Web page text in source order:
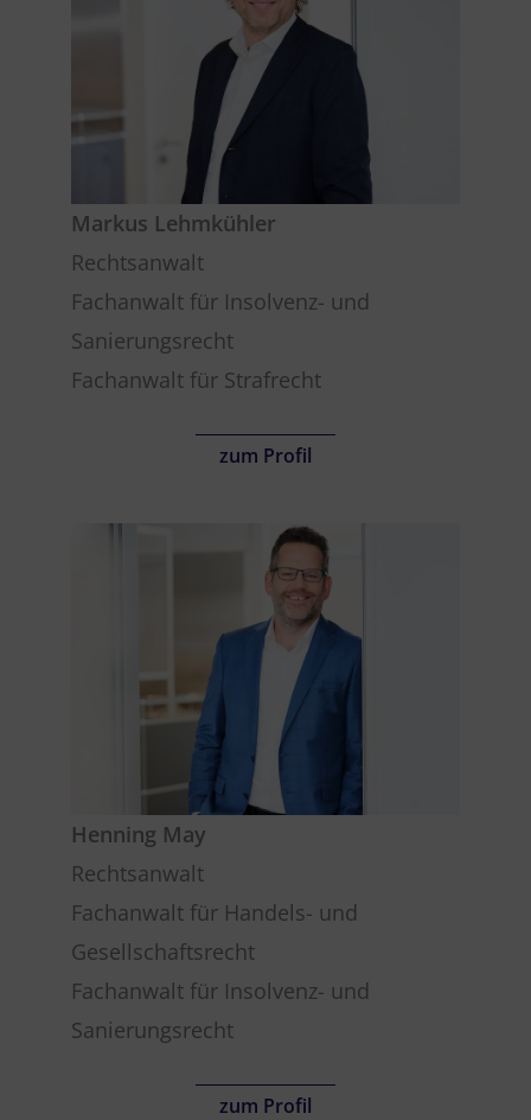
Markus Lehmkühler
Rechtsanwalt
Fachanwalt für Insolvenz- und
Sanierungsrecht
Fachanwalt für Strafrecht
zum Profil
Henning May
Rechtsanwalt
Fachanwalt für Handels- und
Gesellschaftsrecht
Fachanwalt für Insolvenz- und
Sanierungsrecht
zum Profil